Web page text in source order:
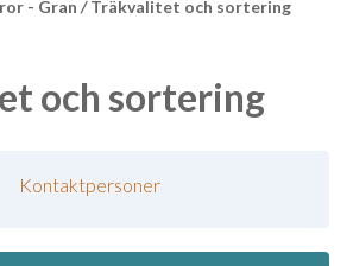
- Gran / Träkvalitet och sortering
och sortering
Kontaktpersoner